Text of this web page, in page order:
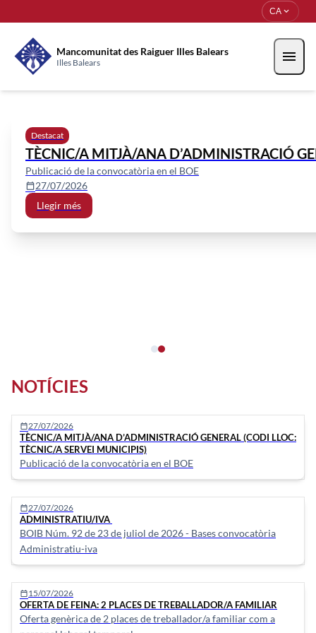
CA expand_more
Mancomunitat des Raiguer Illes Balears
Illes Balears menu
Destacat
TÈCNIC/A MITJÀ/ANA D’ADMINISTRACIÓ
Publicació de la convocatòria en el BOE
calendar_today27/07/2026
Llegir més
NOTÍCIES
calendar_today27/07/2026
TÈCNIC/A MITJÀ/ANA D’ADMINISTRACIÓ GENERAL (CODI LLOC:
TÈCNIC/A SERVEI MUNICIPIS)
Publicació de la convocatòria en el BOE
calendar_today27/07/2026
ADMINISTRATIU/IVA
BOIB Núm. 92 de 23 de juliol de 2026 - Bases convocatòria
Administratiu-iva
calendar_today15/07/2026
OFERTA DE FEINA: 2 PLACES DE TREBALLADOR/A FAMILIAR
Oferta genèrica de 2 places de treballador/a familiar com a